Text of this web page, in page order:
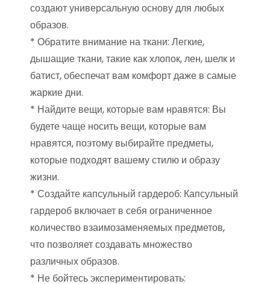
создают универсальную основу для любых
образов.
* Обратите внимание на ткани: Легкие,
дышащие ткани, такие как хлопок, лен, шелк и
батист, обеспечат вам комфорт даже в самые
жаркие дни.
* Найдите вещи, которые вам нравятся: Вы
будете чаще носить вещи, которые вам
нравятся, поэтому выбирайте предметы,
которые подходят вашему стилю и образу
жизни.
* Создайте капсульный гардероб: Капсульный
гардероб включает в себя ограниченное
количество взаимозаменяемых предметов,
что позволяет создавать множество
различных образов.
* Не бойтесь экспериментировать: